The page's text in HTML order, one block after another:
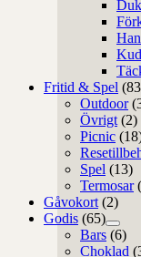
Fritid & Spel
Outdoor
Övrigt (2)
Picnic
Spel (13)
Termosar
Gåvokort (2)
Godis (65)
Bars (6)
Choklad